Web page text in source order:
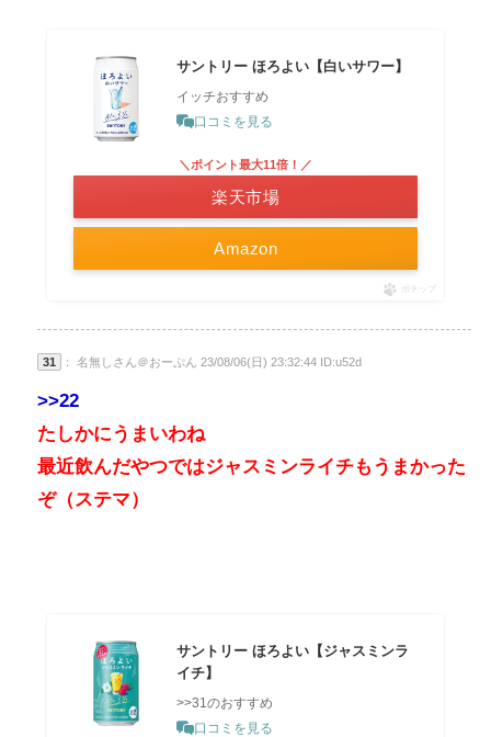
サントリー ほろよい【白いサワー】
イッチおすすめ
口コミを見る
Amazon
＼ポイント最大11倍！／
楽天市場
ポチップ
31 ： 名無しさん＠おーぷん 23/08/06(日) 23:32:44 ID:u52d
>>22
たしかにうまいわね
最近飲んだやつではジャスミンライチもうまかった
ぞ（ステマ）
サントリー ほろよい【ジャスミンラ
イチ】
>>31のおすすめ
口コミを見る